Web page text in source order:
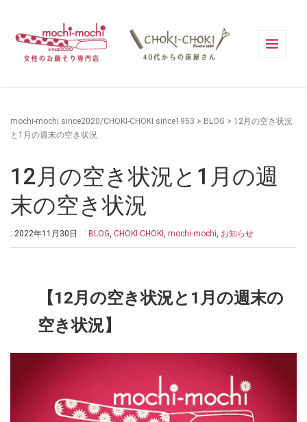
mochi-mochi since2020/CHOKI-CHOKI since1953 > BLOG > 12月の空き状況
と1月の週末の空き状況
12月の空き状況と1月の週
末の空き状況
: 2022年11月30日 : BLOG, CHOKI-CHOKI , mochi-mochi, お知らせ
【12月の空き状況と1月の週末の
空き状況】